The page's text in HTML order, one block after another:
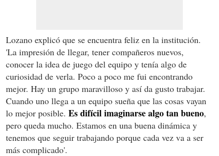
Lozano explicó que se encuentra feliz en la institución.
'La impresión de llegar, tener compañeros nuevos,
conocer la idea de juego del equipo y tenía algo de
curiosidad de verla. Poco a poco me fui encontrando
mejor. Hay un grupo maravilloso y así da gusto trabajar.
Cuando uno llega a un equipo sueña que las cosas vayan
lo mejor posible. Es difícil imaginarse algo tan bueno,
pero queda mucho. Estamos en una buena dinámica y
tenemos que seguir trabajando porque cada vez va a ser
más complicado'.